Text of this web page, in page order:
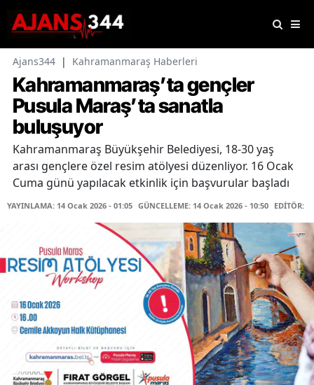
Ajans344 | Kahramanmaraş Haberleri
Kahramanmaraş’ta gençler
Pusula Maraş’ta sanatla
buluşuyor
Kahramanmaraş Büyükşehir Belediyesi, 18-30 yaş
arası gençlere özel resim atölyesi düzenliyor. 16 Ocak
Cuma günü yapılacak etkinlik için başvurular başladı
YAYINLAMA: 14 Ocak 2026 - 01:05 GÜNCELLEME: 14 Ocak 2026 - 10:50 EDİTÖR: